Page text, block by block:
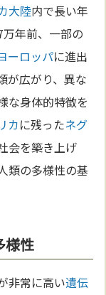
大陸内で長い年
年前、一部の
ーロッパに進出
が広がり、異な
な身体的特徴を
カに残ったネグ
会を築き上げ
類の多様性の基
様性
非常に高い遺伝